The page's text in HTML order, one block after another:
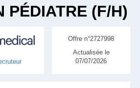
PÉDIATRE (F/H)
Offre n°2727998
Actualisée le
07/07/2026